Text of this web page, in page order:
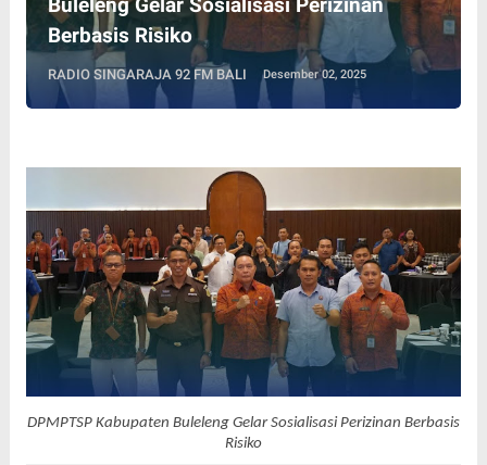
Berbasis Risiko
RADIO SINGARAJA 92 FM BALI Desember 02, 2025
DPMPTSP Kabupaten Buleleng Gelar Sosialisasi Perizinan Berbasis
Risiko